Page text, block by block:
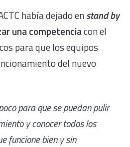
había dejado enstand by
una competenciacon el
para que los equipos
del nuevo
para que se puedan pulir
y conocer todos los
funcione bien y sin